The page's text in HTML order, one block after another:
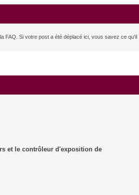
FAQ. Si votre post a été déplacé ici, vous savez ce qu'il
et le contrôleur d'exposition de